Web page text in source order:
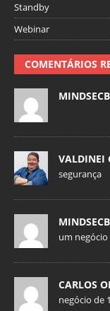
Standby
Webinar
COMENTÁRIOS
VALDINEI
segurança
um negócio
CARLOS
negócio de